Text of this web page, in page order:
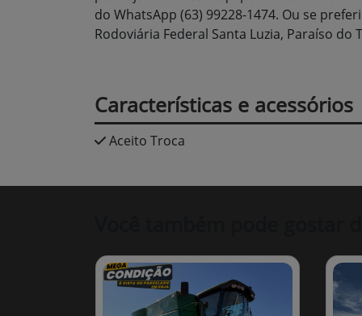
do WhatsApp (63) 99228-1474. Ou se
Rodoviária Federal Santa Luzia, Paraíso
Características e acessórios
Aceito Troca